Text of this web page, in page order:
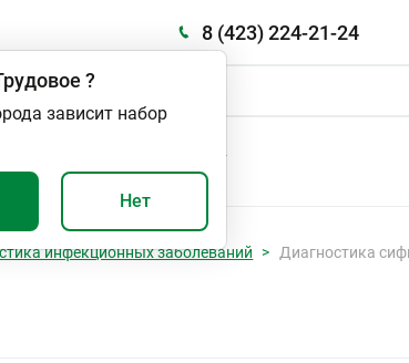
8 (423) 224-21-24
?
зависит набор
Нет
инфекционных заболеваний Диагностика